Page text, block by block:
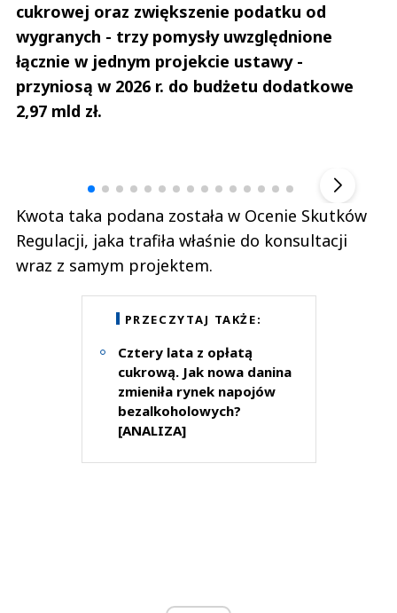
cukrowej oraz zwiększenie podatku od
wygranych - trzy pomysły uwzględnione
łącznie w jednym projekcie ustawy -
przyniosą w 2026 r. do budżetu dodatkowe
2,97 mld zł.
Kwota taka podana została w Ocenie Skutków
Regulacji, jaka trafiła właśnie do konsultacji
wraz z samym projektem.
PRZECZYTAJ TAKŻE:
Cztery lata z opłatą
cukrową. Jak nowa danina
zmieniła rynek napojów
bezalkoholowych?
[ANALIZA]